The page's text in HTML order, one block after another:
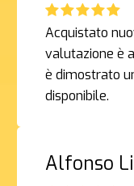
Acquistato
valutazione è
è dimostrato
disponibile.
Alfonso